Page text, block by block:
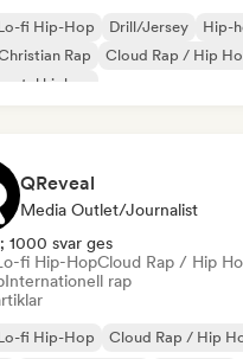
fi Hip-Hop Drill/Jersey Hip-
Rap
Cloud Rap / Hip
hiphop
QReveal
Media Outlet/Journalist
1000 svar ges
fi Hip-HopCloud Rap / Hip
Internationell rap
fi Hip-Hop Cloud Rap / Hip